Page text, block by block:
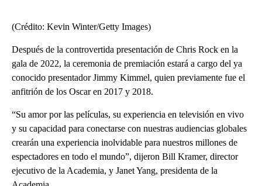
(Crédito: Kevin Winter/Getty Images)
Después de la controvertida presentación de Chris Rock en la
gala de 2022, la ceremonia de premiación estará a cargo del ya
conocido presentador Jimmy Kimmel, quien previamente fue el
anfitrión de los Oscar en 2017 y 2018.
“Su amor por las películas, su experiencia en televisión en vivo
y su capacidad para conectarse con nuestras audiencias globales
crearán una experiencia inolvidable para nuestros millones de
espectadores en todo el mundo”, dijeron Bill Kramer, director
ejecutivo de la Academia, y Janet Yang, presidenta de la